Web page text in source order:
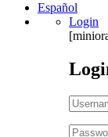
Español
Login